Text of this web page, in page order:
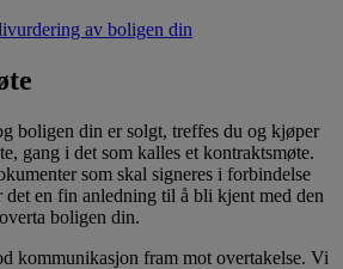
av boligen din
boligen din er solgt, treffes du og kjøper
gang i det som kalles et kontraktsmøte.
som skal signeres i forbindelse
en fin anledning til å bli kjent med den
boligen din.
kommunikasjon fram mot overtakelse. Vi